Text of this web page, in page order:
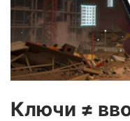
Ключи ≠